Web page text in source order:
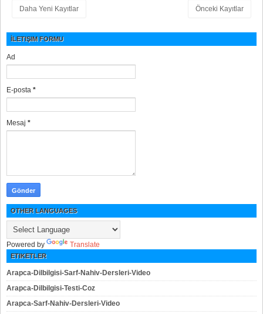
Daha Yeni Kayıtlar Önceki Kayıtlar
İLETIŞIM FORMU
Ad
E-posta*
Mesaj*
OTHER LANGUAGES
Powered by Translate
ETIKETLER
Arapca-Dilbilgisi-Sarf-Nahiv-Dersleri-Video
Arapca-Dilbilgisi-Testi-Coz
Arapca-Sarf-Nahiv-Dersleri-Video